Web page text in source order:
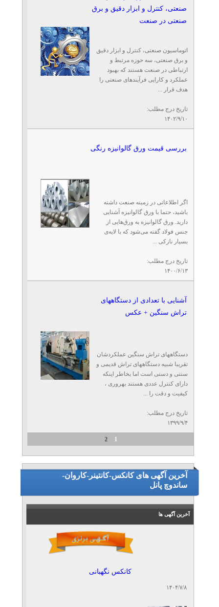
صنعتی، کنترل و ابزار دقیق و برق
صنعتی در صنعت
اتوماسیون صنعتی، کنترل و ابزار دقیق
و برق صنعتی، سه حوزه مرتبط و
ارتباطی در صنعت هستند که بهبود
عملکرد و کارایی فرآیندهای صنعتی را
هدف قرار ...
تاریخ درج مطلب:
۱۴۰۲/۹/۱۰
بررسی قیمت ورق گالوانیزه رنگی
اگر اطلاعاتی در زمینه صنعت داشته
باشید، حتما با ورق گالوانیزه آشنایی
دارید. ورق گالوانیزه به ورق‌هایی از
جنس فولاد گفته می‌شود که با لایه‌ی
بسیار نازکی ...
تاریخ درج مطلب:
۱۴۰۰/۶/۱۳
آشنایی با تعدادی از دستگاههای
تراش سنگین + عکس
دستگاههای تراش سنگین عملکردشان
تقریبا شبیه دستگاههای تراش قدیمی و
سنتی و دستی است اما بخاطر اینکه
دارای کنترل عددی هستند بهروری ،
کیفیت و دقت را ...
تاریخ درج مطلب:
۱۳۹۹/۹/۴
1
2
آخرین آگهی های کانکس-کانتینر-کاروان-
ساندوچ پانل
آخرین آگهی ها
۱۴۰۴/۷/۸
کانکس نگهبانی